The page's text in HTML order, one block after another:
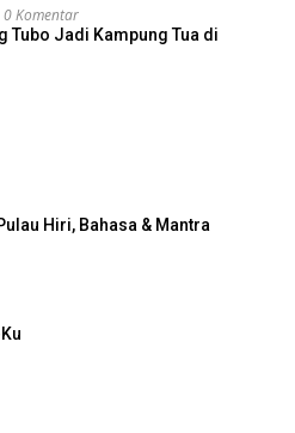
0 Komentar
Tubo Jadi Kampung Tua di
Hiri, Bahasa & Mantra